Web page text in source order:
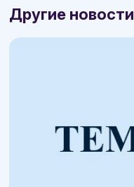
Другие новости